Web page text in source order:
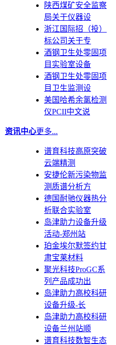
陕西煤矿安全监察
局关于仪器设
浙江国际招（投）
标公司关于专
酒钢卫生处零固项
目实验室设备
酒钢卫生处零固项
目卫生监测设
美国哈希余氯检测
仪PCII中文说
资讯中心更多...
谱育科技高原突破
云端精测
安捷伦新污染物监
测质谱分析方
德国耐驰仪器热分
析联合实验室
岛津助力设备升级
活动-郑州站
珀金埃尔默签约甘
肃宝莱材料
聚光科技ProGC系
列产品成功出
岛津助力高校科研
设备升级-长
岛津助力高校科研
设备兰州站顺
谱育科技数智生态